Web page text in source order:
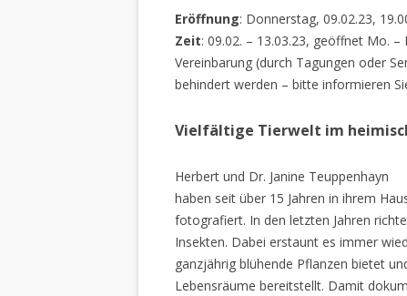
Eröffnung: Donnerstag, 09.02.23,
Zeit: 09.02. – 13.03.23, geöffnet Mo. –
Vereinbarung (durch Tagungen oder
behindert werden – bitte informieren
Vielfältige Tierwelt im
Herbert und Dr. Janine Teuppenhayn
haben seit über 15 Jahren in ihrem
fotografiert. In den letzten Jahren
Insekten. Dabei erstaunt es immer
ganzjährig blühende Pflanzen bietet
Lebensräume bereitstellt. Damit